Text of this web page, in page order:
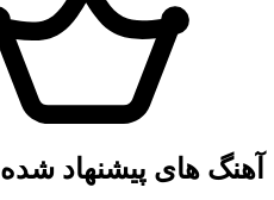
آهنگ های پیشنهاد شده